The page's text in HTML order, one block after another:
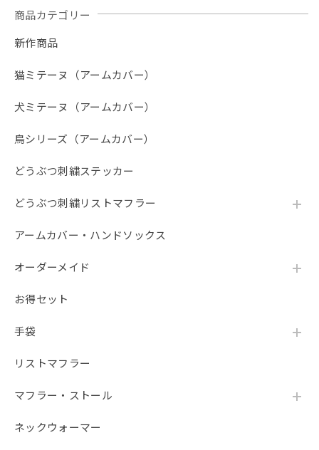
商品カテゴリー
新作商品
猫ミテーヌ（アームカバー）
犬ミテーヌ（アームカバー）
鳥シリーズ（アームカバー）
どうぶつ刺繍ステッカー
どうぶつ刺繍リストマフラー
アームカバー・ハンドソックス
オーダーメイド
お得セット
手袋
リストマフラー
マフラー・ストール
ネックウォーマー
ました。 現物が見たかったのでかがわ市引田の店に行きま
したが、工事中で見れなかった。営業中でないことを記載し
ておいて欲しかったです。ワッペンは金額の割に残念でし
No.10 トイプードル白
2026/07/27
トイプードル可愛いです。 特に笑顔のトイプードル、主人
す。
注文。 黒が入荷したとのことで、黒ロングを注文したが、
だろう。在庫切れなら在庫切れと表記して購入できないよう